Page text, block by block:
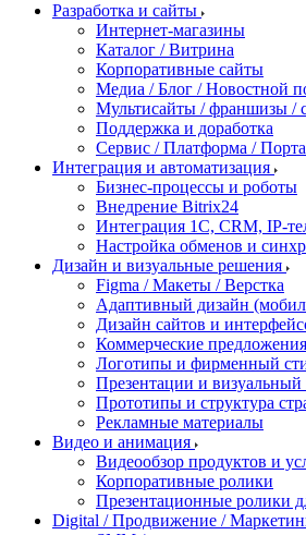
Разработка и сайты
Интернет-магазины
Каталог / Витрина
Корпоративные сайты
Медиа / Блог / Новостной
Мультисайты / франшизы /
Поддержка и доработка
Сервис / Платформа /
Интеграция и автоматизация
Бизнес-процессы и роботы
Внедрение Bitrix24
Интеграция 1С, CRM, IP-
Настройка обменов и
Дизайн и визуальные решения
Figma / Макеты / Верстка
Адаптивный дизайн
Дизайн сайтов и
Коммерческие
Логотипы и фирменный
Презентации и визуальный
Прототипы и структура
Рекламные материалы
Видео и анимация
Видеообзор продуктов и
Корпоративные ролики
Презентационные ролики
Digital / Продвижение /